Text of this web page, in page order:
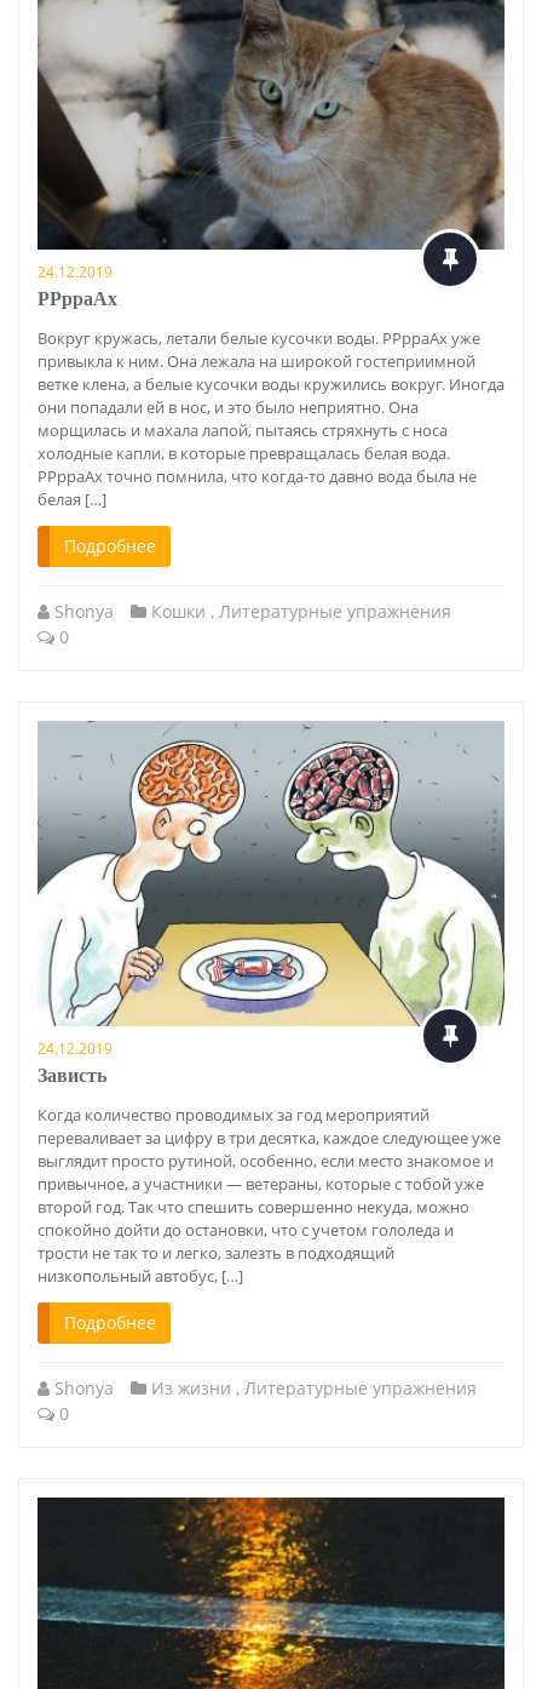
24.12.2019
РРрраАх
Вокруг кружась, летали белые кусочки воды. РРрраАх уже
привыкла к ним. Она лежала на широкой гостеприимной
ветке клена, а белые кусочки воды кружились вокруг. Иногда
они попадали ей в нос, и это было неприятно. Она
морщилась и махала лапой, пытаясь стряхнуть с носа
холодные капли, в которые превращалась белая вода.
РРрраАх точно помнила, что когда-то давно вода была не
белая […]
Подробнее
Shonya Кошки , Литературные упражнения
0
24.12.2019
Зависть
Когда количество проводимых за год мероприятий
переваливает за цифру в три десятка, каждое следующее уже
выглядит просто рутиной, особенно, если место знакомое и
привычное, а участники — ветераны, которые с тобой уже
второй год. Так что спешить совершенно некуда, можно
спокойно дойти до остановки, что с учетом гололеда и
трости не так то и легко, залезть в подходящий
низкопольный автобус, […]
Подробнее
Shonya Из жизни , Литературные упражнения
0